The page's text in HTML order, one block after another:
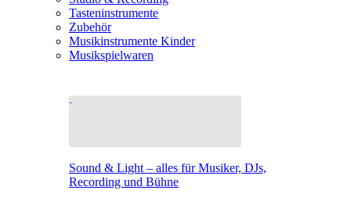
Tasteninstrumente
Zubehör
Musikinstrumente Kinder
Musikspielwaren
Sound & Light – alles für Musiker, DJs,
Recording und Bühne